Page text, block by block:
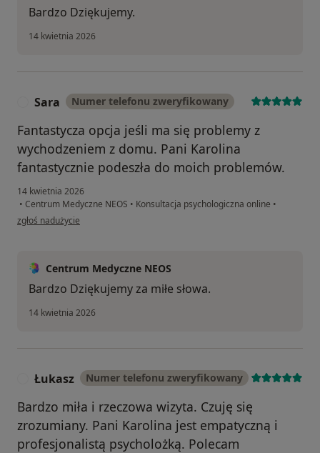
Bardzo Dziękujemy.
14 kwietnia 2026
Sara Numer telefonu zweryfikowany
Fantastycza opcja jeśli ma się problemy z
wychodzeniem z domu. Pani Karolina
fantastycznie podeszła do moich problemów.
14 kwietnia 2026
• Centrum Medyczne NEOS • Konsultacja psychologiczna online •
w opinii użytkownika Sara
zgłoś nadużycie
Centrum Medyczne NEOS
Bardzo Dziękujemy za miłe słowa.
14 kwietnia 2026
Łukasz Numer telefonu zweryfikowany
Bardzo miła i rzeczowa wizyta. Czuję się
zrozumiany. Pani Karolina jest empatyczną i
profesjonalistą psycholożką. Polecam